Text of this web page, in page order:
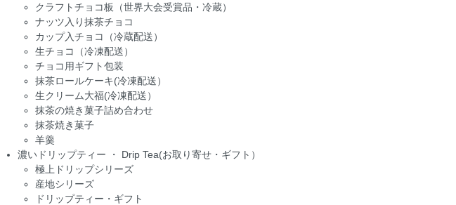
クラフトチョコ板（世界大会受賞品・冷蔵）
ナッツ入り抹茶チョコ
カップ入チョコ（冷蔵配送）
生チョコ（冷凍配送）
チョコ用ギフト包装
抹茶ロールケーキ(冷凍配送）
生クリーム大福(冷凍配送）
抹茶の焼き菓子詰め合わせ
抹茶焼き菓子
羊羹
濃いドリップティー ・ Drip Tea(お取り寄せ・ギフト）
極上ドリップシリーズ
産地シリーズ
ドリップティー・ギフト